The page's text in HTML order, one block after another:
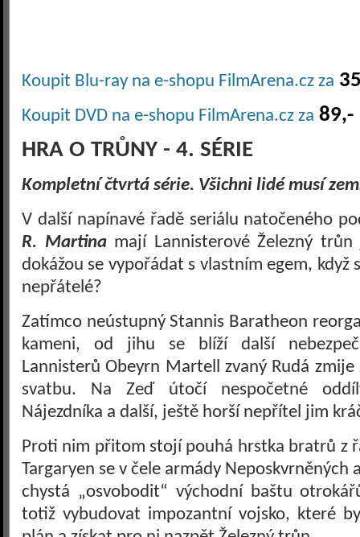
Koupit Blu-ray na e-shopu FilmArena.cz za
Koupit DVD na e-shopu FilmArena.cz za 89,-
HRA O TRŮNY - 4. SÉRIE
Kompletní čtvrtá série. Všichni lidé musí
V další napínavé řadě seriálu natočeného
R. Martinamají Lannisterové Železný
dokážou se vypořádat s vlastním egem, když
nepřátelé?
Zatímco neústupný Stannis Baratheon
kameni, od jihu se blíží další
Lannisterů Obeyrn Martell zvaný Rudá
svatbu. Na Zeď útočí nespočetné
Nájezdníka a další, ještě horší nepřítel jim
Proti nim přitom stojí pouhá hrstka bratrů z
Targaryen se v čele armády
chystá „osvobodit“ východní baštu
totiž vybudovat impozantní vojsko, které